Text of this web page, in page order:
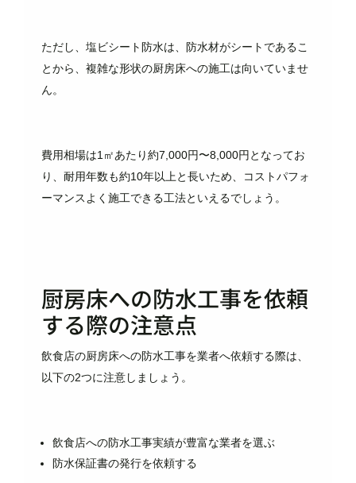
ただし、塩ビシート防水は、防水材がシートであるこ
とから、複雑な形状の厨房床への施工は向いていませ
ん。
費用相場は1㎡あたり約7,000円〜8,000円となってお
り、耐用年数も約10年以上と長いため、コストパフォ
ーマンスよく施工できる工法といえるでしょう。
厨房床への防水工事を依頼
する際の注意点
飲食店の厨房床への防水工事を業者へ依頼する際は、
以下の2つに注意しましょう。
飲食店への防水工事実績が豊富な業者を選ぶ
防水保証書の発行を依頼する